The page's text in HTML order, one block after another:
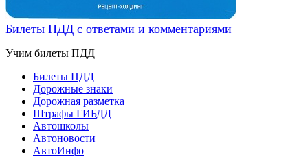
Билеты ПДД с ответами и комментариями
Учим билеты ПДД
Билеты ПДД
Дорожные знаки
Дорожная разметка
Штрафы ГИБДД
Автошколы
Автоновости
АвтоИнфо